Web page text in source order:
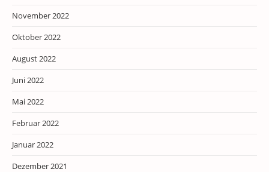
November 2022
Oktober 2022
August 2022
Juni 2022
Mai 2022
Februar 2022
Januar 2022
Dezember 2021